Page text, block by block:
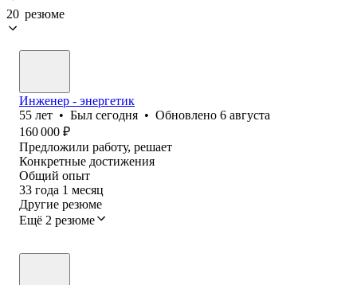
20 резюме
Инженер - энергетик
55 лет • Был сегодня • Обновлено 6 августа
160 000 ₽
Предложили работу, решает
Конкретные достижения
Общий опыт
33 года 1 месяц
Другие резюме
Ещё 2 резюме